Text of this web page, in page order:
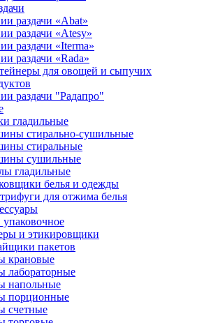
раздачи «Abat»
раздачи «Atesy»
раздачи «Iterma»
раздачи «Rada»
для овощей и сыпучих
раздачи "Радапро"
гладильные
стирально-сушильные
стиральные
сушильные
гладильные
белья и одежды
для отжима белья
и этикировщики
пакетов
крановые
лабораторные
напольные
порционные
счетные